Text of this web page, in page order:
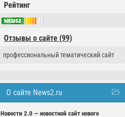
Рейтинг
Отзывы о сайте (99)
профессиональный тематический сайт
О сайте News2.ru
Новости 2.0 — новостной сайт нового